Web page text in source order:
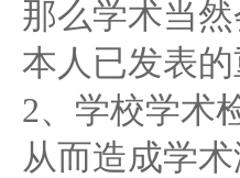
那么学术当
本人已发表
2、学校学术
从而造成学